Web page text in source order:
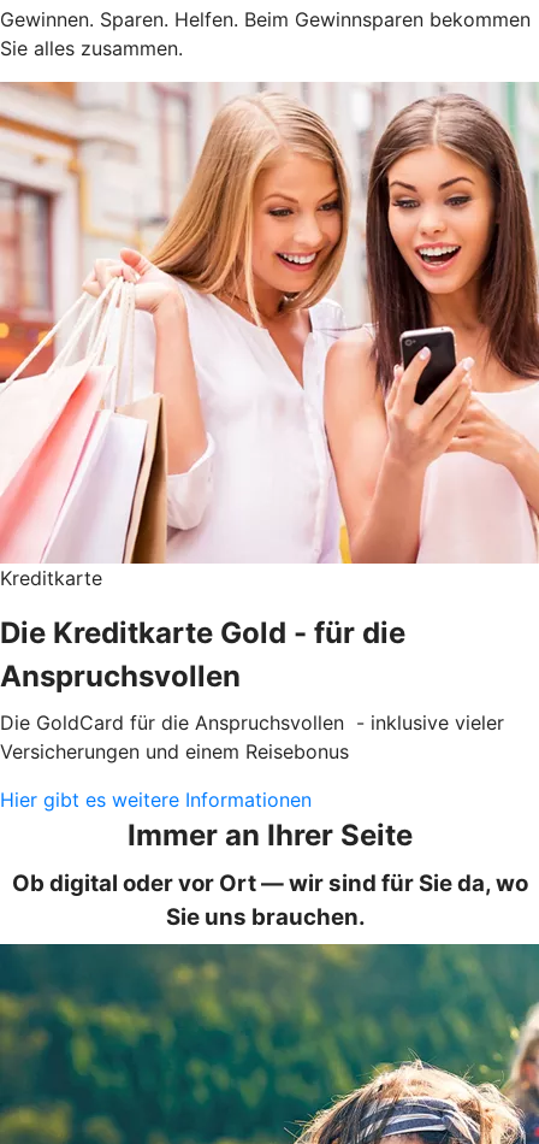
Gewinnen. Sparen. Helfen. Beim Gewinnsparen bekommen
Sie alles zusammen.
Kreditkarte
Die Kreditkarte Gold - für die
Anspruchsvollen
Die GoldCard für die Anspruchsvollen - inklusive vieler
Versicherungen und einem Reisebonus
Hier gibt es weitere Informationen
Immer an Ihrer Seite
Ob digital oder vor Ort — wir sind für Sie da, wo
Sie uns brauchen.